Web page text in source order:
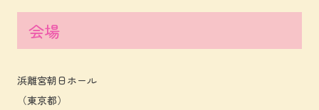
会場
浜離宮朝日ホール
（東京都）